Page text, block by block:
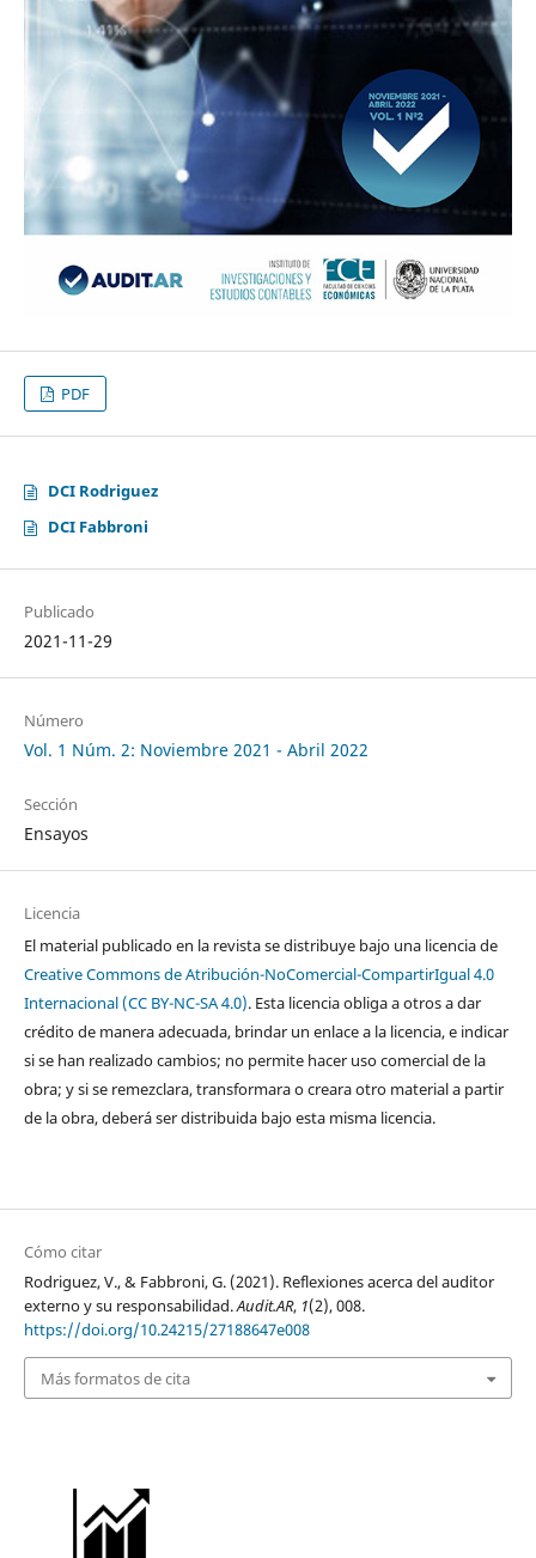
PDF
DCI Rodriguez
DCI Fabbroni
Publicado
2021-11-29
Número
Vol. 1 Núm. 2: Noviembre 2021 - Abril 2022
Sección
Ensayos
Licencia
El material publicado en la revista se distribuye bajo una licencia de
Creative Commons de Atribución-NoComercial-CompartirIgual 4.0
Internacional (CC BY-NC-SA 4.0). Esta licencia obliga a otros a dar
crédito de manera adecuada, brindar un enlace a la licencia, e indicar
si se han realizado cambios; no permite hacer uso comercial de la
obra; y si se remezclara, transformara o creara otro material a partir
de la obra, deberá ser distribuida bajo esta misma licencia.
Cómo citar
Rodriguez, V., & Fabbroni, G. (2021). Reflexiones acerca del auditor
externo y su responsabilidad.Audit.AR, 1(2), 008.
https://doi.org/10.24215/27188647e008
Más formatos de cita